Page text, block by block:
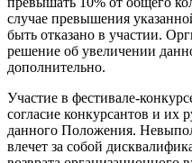
случае превышения
быть отказано в участии.
решение об увеличении
дополнительно.
Участие в фестивале-
согласие конкурсантов и их
данного Положения.
влечет за собой